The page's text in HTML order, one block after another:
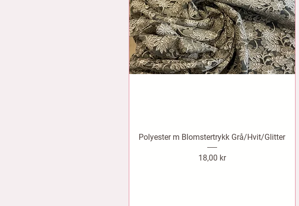
Polyester m Blomstertrykk Grå/Hvit/Glitter
Pris
18,00 kr